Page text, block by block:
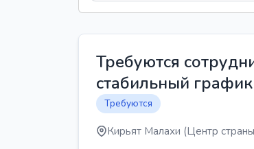
Требуются
стабильный график
Требуются
Кирьят Малахи (Центр